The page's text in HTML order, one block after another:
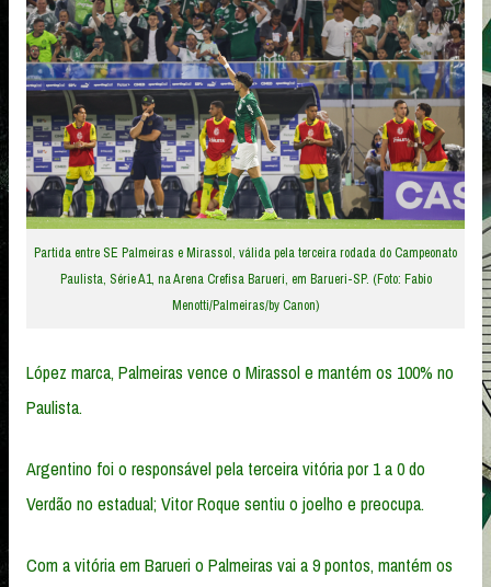
Partida entre SE Palmeiras e Mirassol, válida pela terceira rodada do Campeonato
Paulista, Série A1, na Arena Crefisa Barueri, em Barueri-SP. (Foto: Fabio
Menotti/Palmeiras/by Canon)
López marca, Palmeiras vence o Mirassol e mantém os 100% no
Paulista.
Argentino foi o responsável pela terceira vitória por 1 a 0 do
Verdão no estadual; Vitor Roque sentiu o joelho e preocupa.
Com a vitória em Barueri o Palmeiras vai a 9 pontos, mantém os